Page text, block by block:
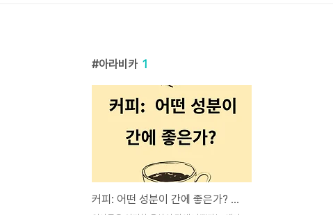
아라비카 1
커피: 어떤 성분이 간에 좋은가? 그리고 간암 예방!